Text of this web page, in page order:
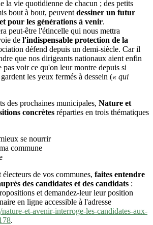
la vie quotidienne de chacun ; des petits
bout à bout, peuvent dessiner un futur
pour les générations à venir.
peut-être l'étincelle qui nous mettra
de l'indispensable protection de la
défend depuis un demi-siècle. Car il
que nos dirigeants nationaux aient enfin
voir ce qu'on leur montre depuis si
les yeux fermés à dessein (« qui
des prochaines municipales, Nature et
concrètes réparties en trois thématiques
se nourrir
commune
de vos communes, faites entendre
des candidates et des candidats :
et demandez-leur leur position
en ligne accessible à l'adresse
et-avenir-interroge-les-candidates-aux-
.